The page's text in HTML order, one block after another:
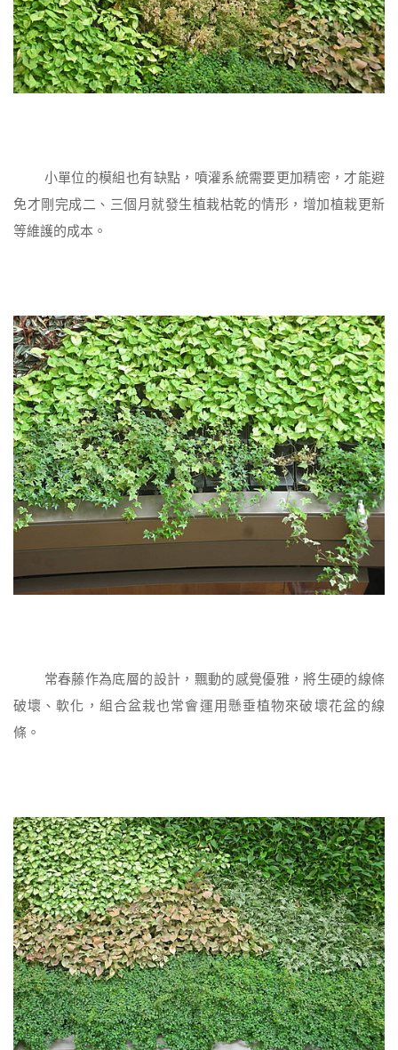
小單位的模組也有缺點，噴灌系統需要更加精密，才能避
免才剛完成二、三個月就發生植栽枯乾的情形，增加植栽更新
等維護的成本。
常春藤作為底層的設計，飄動的感覺優雅，將生硬的線條
破壞、軟化，組合盆栽也常會運用懸垂植物來破壞花盆的線
條。